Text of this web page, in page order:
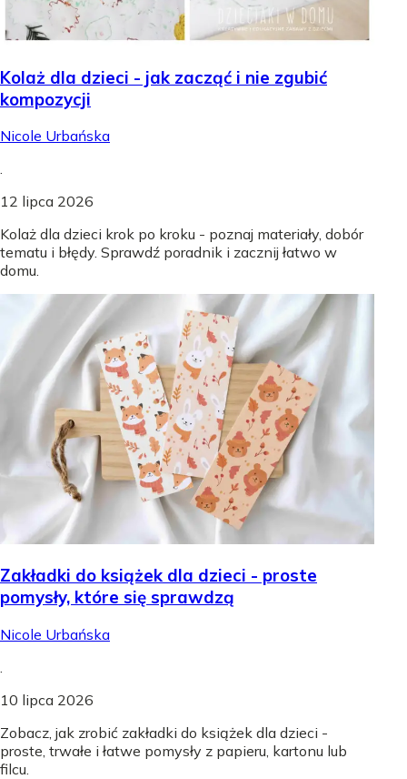
Kolaż dla dzieci - jak zacząć i nie zgubić
kompozycji
Nicole Urbańska
.
12 lipca 2026
Kolaż dla dzieci krok po kroku - poznaj materiały, dobór
tematu i błędy. Sprawdź poradnik i zacznij łatwo w
domu.
Zakładki do książek dla dzieci - proste
pomysły, które się sprawdzą
Nicole Urbańska
10 lipca 2026
Zobacz, jak zrobić zakładki do książek dla dzieci -
proste, trwałe i łatwe pomysły z papieru, kartonu lub
filcu.